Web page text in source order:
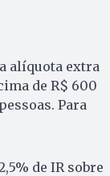
alíquota extra
de R$ 600
Para
de IR sobre